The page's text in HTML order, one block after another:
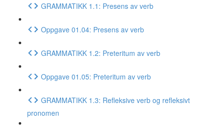
GRAMMATIKK 1.1: Presens av verb
Oppgave 01.04: Presens av verb
GRAMMATIKK 1.2: Preteritum av verb
Oppgave 01.05: Preteritum av verb
GRAMMATIKK 1.3: Refleksive verb og refleksivt
pronomen